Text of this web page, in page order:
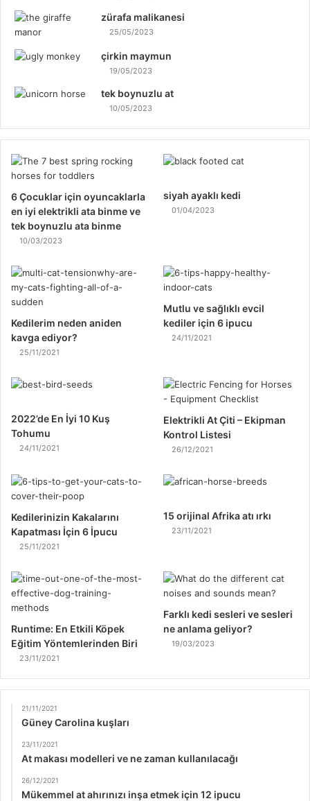
zürafa malikanesi
25/05/2023
çirkin maymun
19/05/2023
tek boynuzlu at
10/05/2023
6 Çocuklar için oyuncaklarla
en iyi elektrikli ata binme ve
tek boynuzlu ata binme
10/03/2023
siyah ayaklı kedi
01/04/2023
Kedilerim neden aniden
kavga ediyor?
25/11/2021
Mutlu ve sağlıklı evcil
kediler için 6 ipucu
24/11/2021
2022’de En İyi 10 Kuş
Tohumu
24/11/2021
Elektrikli At Çiti – Ekipman
Kontrol Listesi
26/12/2021
Kedilerinizin Kakalarını
Kapatması İçin 6 İpucu
25/11/2021
15 orijinal Afrika atı ırkı
23/11/2021
Runtime: En Etkili Köpek
Eğitim Yöntemlerinden Biri
23/11/2021
Farklı kedi sesleri ve sesleri
ne anlama geliyor?
19/03/2023
21/11/2021
Güney Carolina kuşları
23/11/2021
At makası modelleri ve ne zaman kullanılacağı
26/12/2021
Mükemmel at ahırınızı inşa etmek için 12 ipucu